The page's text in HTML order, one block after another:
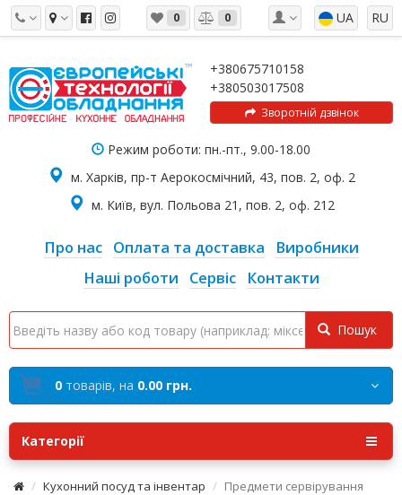
RU
UA
0 0
+380675710158
+380503017508
Зворотній дзвінок
Режим роботи: пн.-пт., 9.00-18.00
м. Харків, пр-т Аерокосмічний, 43, пов. 2, оф. 2
м. Київ, вул. Польова 21, пов. 2, оф. 212
Про нас Оплата та доставка
Виробники
Наші роботи
Сервіс Контакти
Пошук
0 товарів, на 0.00 грн.
Категорії
Кухонний посуд та інвентар Предмети сервірування